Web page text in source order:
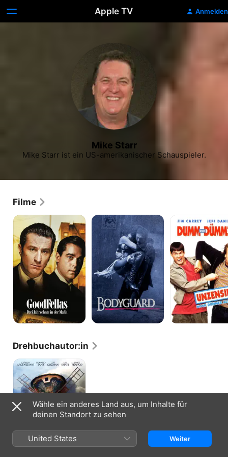
Apple TV Anmelden
Mike Starr
Mike Starr ist ein US-amerikanischer Schauspieler.
Filme
Goodfellas
Drei
Jahrzehnte
in
der
Mafia
Bodyguard
Dumm
und
Dümmer
Drehbuchautor:in
Don
von
der
Mancha
Wähle ein anderes Land aus, um Inhalte für
deinen Standort zu sehen
United States Weiter